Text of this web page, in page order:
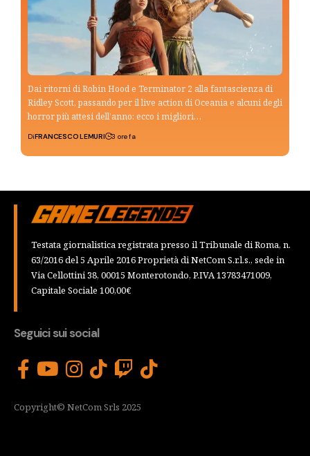
Dai ritorni di Robin Hood e Terminator 2 alla fantascienza di
Ridley Scott, passando per il live action di Oceania e alcuni degli
horror più attesi dell’anno: ecco i migliori…
DiFRANCESCO LEMURI 3 ore fa
Testata giornalistica registrata presso il Tribunale di Roma, n.
63/2016 del 5 Aprile 2016 Proprietà di NetCom S.r.l.s., sede in
Via Cellottini 38, 00015 Monterotondo, P.IVA 13783471009,
Capitale Sociale 100,00€
Seguici sui social
Copyright© NetCom Srls 2025